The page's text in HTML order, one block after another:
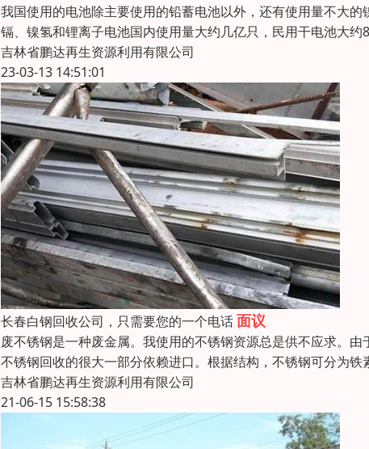
我国使用的电池除主要使用的铅蓄电池以外，还有使用量不大
镉、镍氢和锂离子电池国内使用量大约几亿只，民用干电池大
吉林省鹏达再生资源利用有限公司
23-03-13 14:51:01
长春白钢回收公司，只需要您的一个电话面议
废不锈钢是一种废金属。我使用的不锈钢资源总是供不应求。
不锈钢回收的很大一部分依赖进口。根据结构，不锈钢可分为
吉林省鹏达再生资源利用有限公司
21-06-15 15:58:38